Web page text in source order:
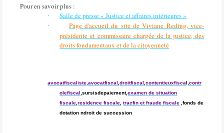
Pour en savoir plus :
· Salle de presse « Justice et affaires intérieures »
·
Page d'accueil du site de Viviane Reding, vice-
présidente et commissaire chargée de la justice, des
droits fondamentaux et de la citoyenneté
avocatfiscaliste,avocatfiscal ,droitfiscal ,contentieuxfiscal,contr
olefiscal ,sursisdepaiement,examen de situation
fiscale ,residence fiscale ,tracfin et fraude fiscale ,fonds de
dotation ndroit de succession